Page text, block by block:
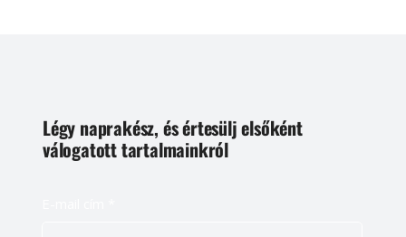
Légy naprakész, és értesülj elsőként
válogatott tartalmainkról